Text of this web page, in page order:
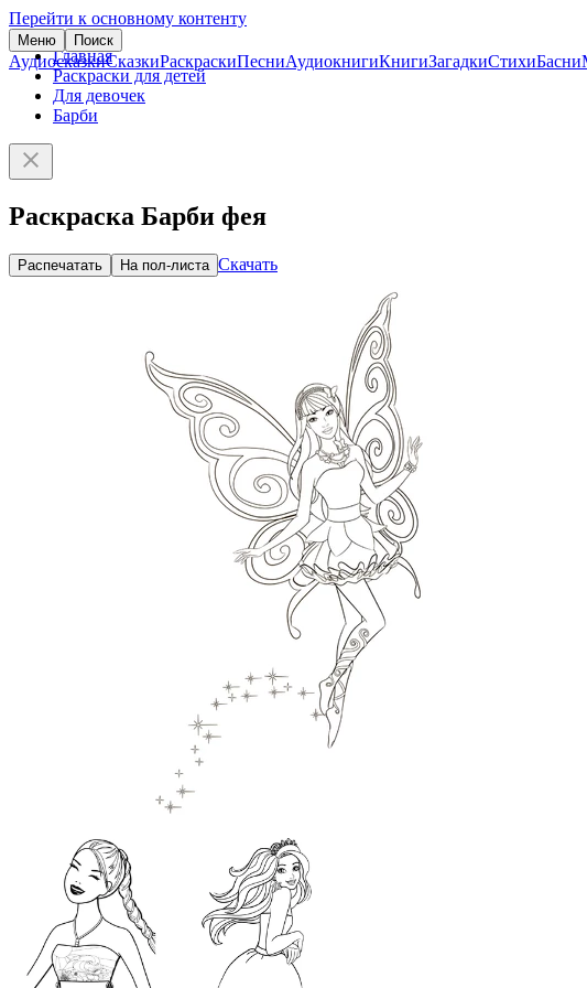
Перейти к основному контенту
Меню Поиск
АудиосказкиСказкиРаскраскиПесниАудиокнигиКнигиЗагадкиСтихиБасни
Главная
Раскраски для детей
Для девочек
Барби
Раскраска Барби фея
Распечатать На пол-листа Скачать